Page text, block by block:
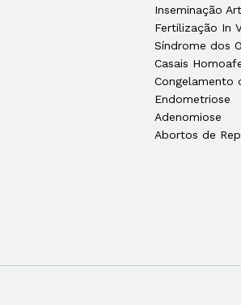
Inseminação
Fertilização In
Síndrome dos
Casais
Congelamento
Endometriose
Adenomiose
Abortos de